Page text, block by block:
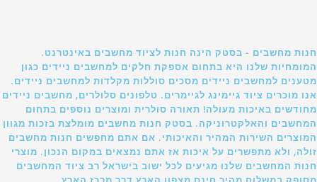
חנות מחשבים - בסטק הינה חנות לציוד מחשבים באינטרנט.
המומחיות שלנו היא בתחום אספקת חלקים למחשבים ניידים כגון
מטענים למחשבים ניידים מסכים סוללות מקלדות למחשבים ניידים.
אנו מוכרים ציוד גיימינג לגיימרים. טלפונים סלולרים, מחשבים ניידים
מחודשים באיכות מעולה! תאורה סולרית ומוצרים נוספים בתחום
המחשבים והאלקטרוניקה. בסטק חנות מחשבים מומלצת בזכות מגוון
המוצרים השירות המהיר והאיכותי. אם אתם מחפשים חנות מחשבים
זולה, ולא מתפשרים על איכות אז אתם נמצאים במקום הנכון. מוצרי
חנות המחשבים שלנו מגיעים לכל ישוב בישראל רב ציוד המחשבים